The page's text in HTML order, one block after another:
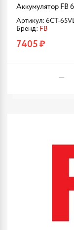
Аккумулятор FB
Артикул: 6CT-
Бренд: FB
7405 ₽